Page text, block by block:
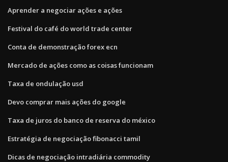
Aprender a negociar ações e ações
Festival do café do world trade center
Conta de demonstração forex ecn
Mercado de ações como as coisas funcionam
Taxa de ondulação usd
Devo comprar mais ações do google
Taxa de juros do banco de reserva do méxico
Estratégia de negociação fibonacci tamil
Dicas de negociação intradiária commodity